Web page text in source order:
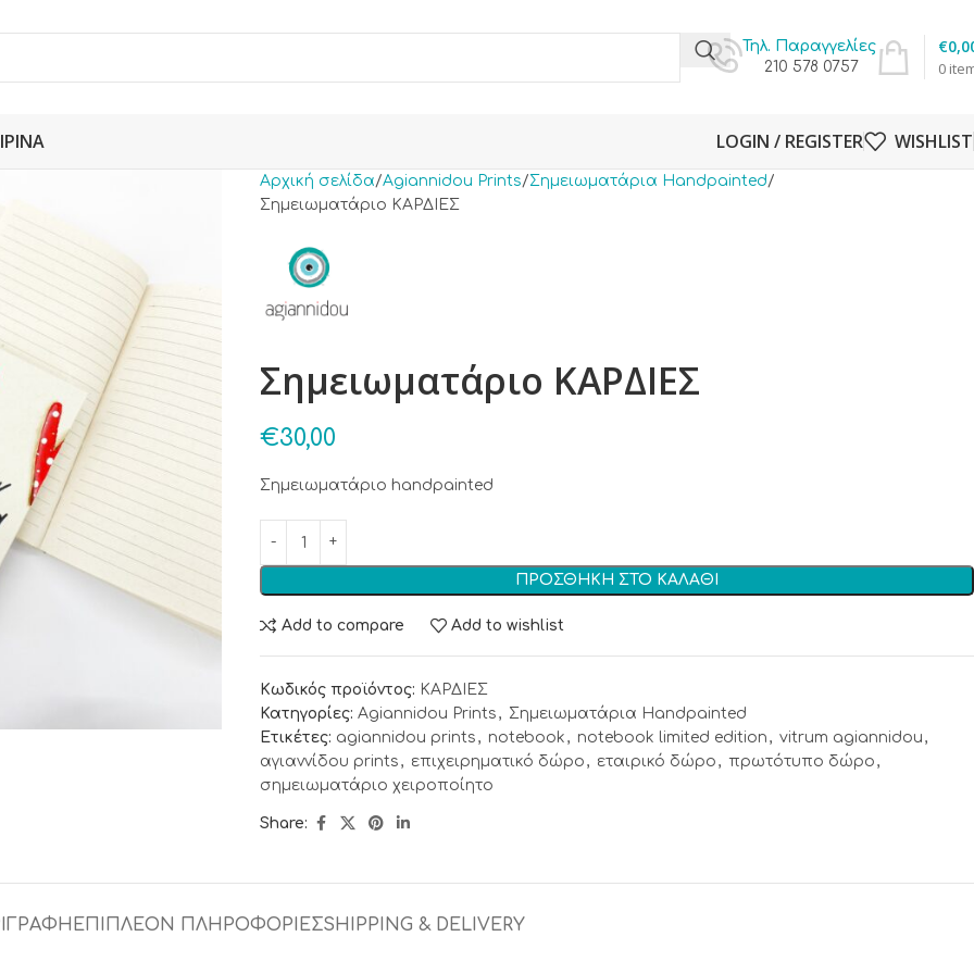
Τηλ. Παραγγελίες
210 578 0757
0
€
LOGIN / REGISTER WISHLIST
Αρχική σελίδα Agiannidou Prints Σημειωματάρια Handpainted
Σημειωματάριο ΚΑΡΔΙΕΣ
Σημειωματάριο ΚΑΡΔΙΕΣ
€30,00
Σημειωματάριο handpainted
ΠΡΟΣΘΉΚΗ ΣΤΟ ΚΑΛΆΘΙ
Add to compare Add to wishlist
Κωδικός προϊόντος: ΚΑΡΔΙΕΣ
Κατηγορίες: Agiannidou Prints , Σημειωματάρια Handpainted
Ετικέτες: agiannidou prints , notebook , notebook limited edition , vitrum agiannidou ,
αγιαννίδου prints , επιχειρηματικό δώρο , εταιρικό δώρο , πρωτότυπο δώρο ,
σημειωματάριο χειροποίητο
Share:
ΕΠΙΠΛΈΟΝ ΠΛΗΡΟΦΟΡΊΕΣSHIPPING & DELIVERY